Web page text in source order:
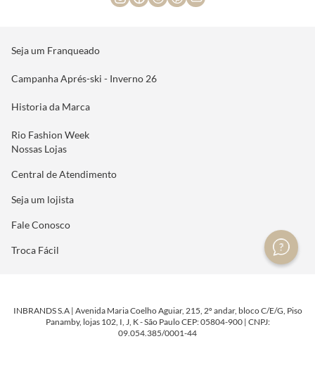
Seja um Franqueado
Campanha Aprés-ski - Inverno 26
Historia da Marca
Rio Fashion Week
Nossas Lojas
Central de Atendimento
Seja um lojista
Fale Conosco
Troca Fácil
INBRANDS S.A | Avenida Maria Coelho Aguiar, 215, 2º andar, bloco C/E/G, Piso
Panamby, lojas 102, I, J, K - São Paulo CEP: 05804-900 | CNPJ:
09.054.385/0001-44